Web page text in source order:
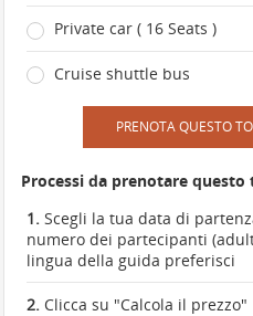
Private car ( 16 Seats )
Cruise shuttle bus
PRENOTA QUESTO
Processi da prenotare questo
1. Scegli la tua data di
numero dei partecipanti
lingua della guida preferisci
2. Clicca su "Calcola il prezzo"